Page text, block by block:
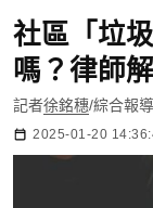
社區「垃
嗎？律師
記者徐銘穗/綜合報導
2025-01-20